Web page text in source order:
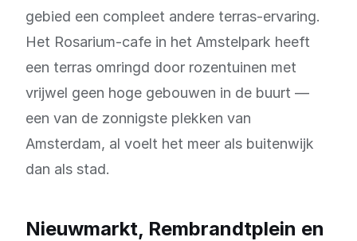
gebied een compleet andere terras-ervaring.
Het Rosarium-cafe in het Amstelpark heeft
een terras omringd door rozentuinen met
vrijwel geen hoge gebouwen in de buurt —
een van de zonnigste plekken van
Amsterdam, al voelt het meer als buitenwijk
dan als stad.
Nieuwmarkt, Rembrandtplein en